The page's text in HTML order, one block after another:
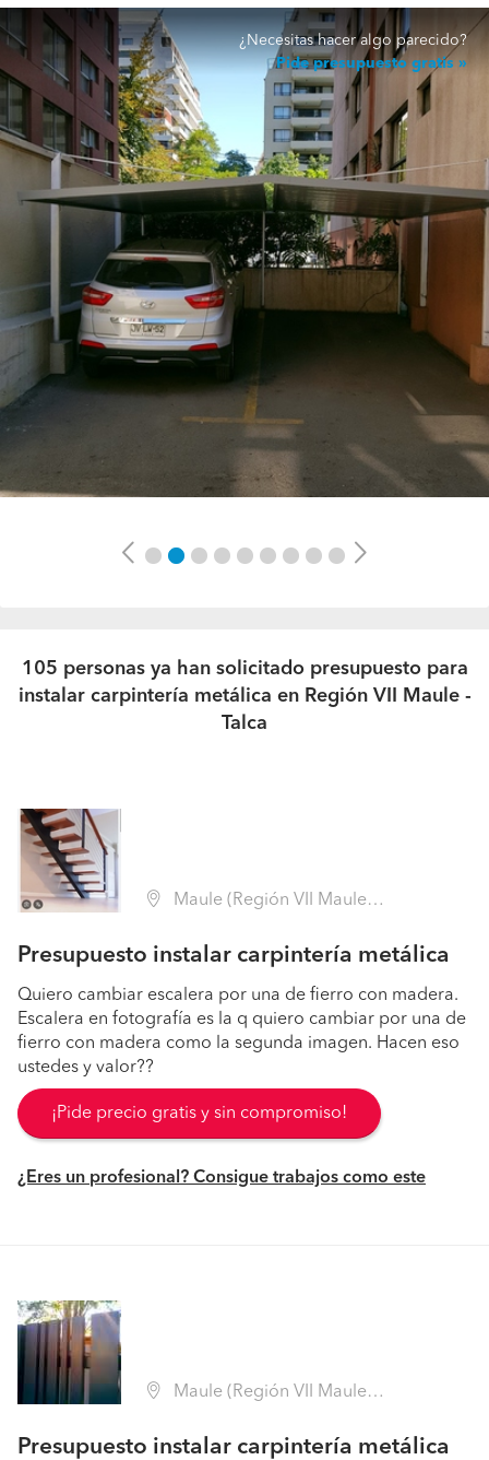
¿Necesitas hacer algo parecido?
Pide presupuesto gratis
Previous Next
105 personas ya han solicitado presupuesto para
instalar carpintería metálica en Región VII Maule -
Talca
Maule (Región VII Maule - Talca)
Presupuesto instalar carpintería metálica
Quiero cambiar escalera por una de fierro con madera.
Escalera en fotografía es la q quiero cambiar por una de
fierro con madera como la segunda imagen. Hacen eso
ustedes y valor??
¡Pide precio gratis y sin compromiso!
¿Eres un profesional? Consigue trabajos como este
Maule (Región VII Maule - Talca)
Presupuesto instalar carpintería metálica